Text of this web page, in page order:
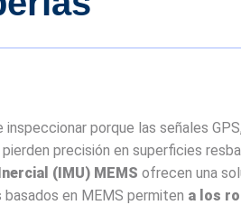
porque las señales
precisión en superficies
(IMU) MEMS ofrecen una
​​en MEMS permiten a los